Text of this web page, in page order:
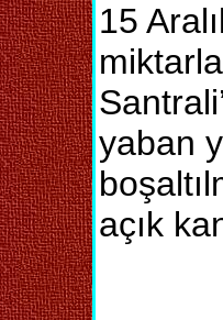
15
yaban
açık